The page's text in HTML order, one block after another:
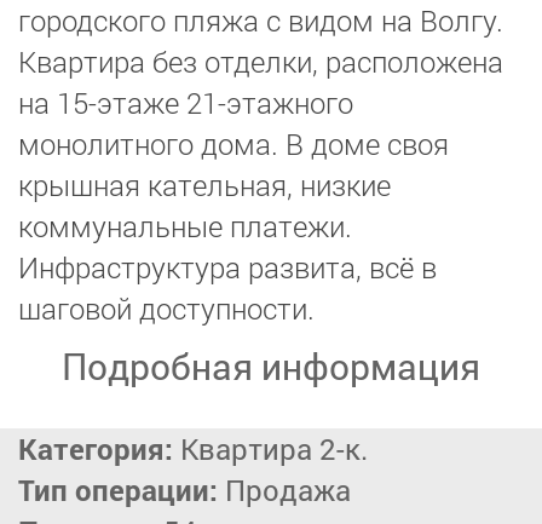
городского пляжа с видом на Волгу.
Квартира без отделки, расположена
на 15-этаже 21-этажного
монолитного дома. В доме своя
крышная кательная, низкие
коммунальные платежи.
Инфраструктура развита, всё в
шаговой доступности.
Подробная информация
Категория: Квартира 2-к.
Тип операции: Продажа